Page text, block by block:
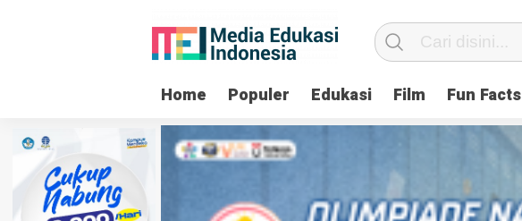
Home Populer Edukasi Film Fun Facts